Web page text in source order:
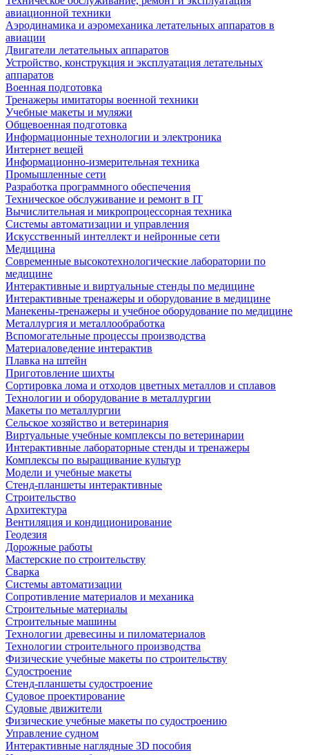
авиационной техники
Аэродинамика и аэромеханика летательных аппаратов в
авиации
Двигатели летательных аппаратов
Устройство, конструкция и эксплуатация летательных
аппаратов
Военная подготовка
Тренажеры имитаторы военной техники
Учебные макеты и муляжи
Общевоенная подготовка
Информационные технологии и электроника
Интернет вещей
Информационно-измерительная техника
Промышленные сети
Разработка программного обеспечения
Техническое обслуживание и ремонт в IT
Вычислительная и микропроцессорная техника
Системы автоматизации и управления
Искусственный интеллект и нейронные сети
Медицина
Современные высокотехнологические лаборатории по
медицине
Интерактивные и виртуальные стенды по медицине
Интерактивные тренажеры и оборудование в медицине
Манекены-тренажеры и учебное оборудование по медицине
Металлургия и металлообработка
Вспомогательные процессы производства
Материаловедение интерактив
Плавка на штейн
Приготовление шихты
Сортировка лома и отходов цветных металлов и сплавов
Технологии и оборудование в металлургии
Макеты по металлургии
Сельское хозяйство и ветеринария
Виртуальные учебные комплексы по ветеринарии
Интерактивные лабораторные стенды и тренажеры
Комплексы по выращивание культур
Модели и учебные макеты
Стенд-планшеты интерактивные
Строительство
Архитектура
Вентиляция и кондиционирование
Геодезия
Дорожные работы
Мастерские по строительству
Сварка
Системы автоматизации
Сопротивление материалов и механика
Строительные материалы
Строительные машины
Технологии древесины и пиломатериалов
Технологии строительного производства
Физические учебные макеты по строительству
Судостроение
Стенд-планшеты судостроение
Судовое проектирование
Судовые движители
Физические учебные макеты по судостроению
Управление судном
Интерактивные наглядные 3D пособия